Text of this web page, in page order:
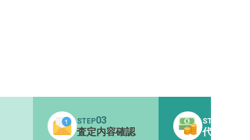
STEP03
査定内容確認
STEP
代金のお